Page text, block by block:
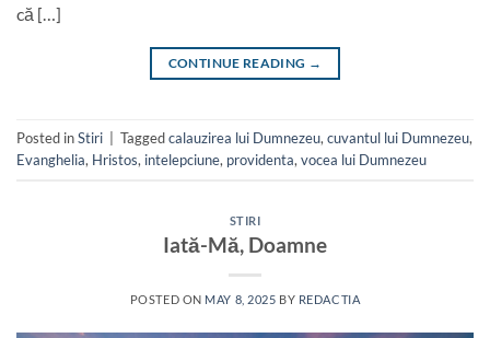
că […]
CONTINUE READING →
Posted inStiri Taggedcalauzirea lui Dumnezeu, cuvantul lui Dumnezeu,
Evanghelia, Hristos, intelepciune, providenta, vocea lui Dumnezeu
STIRI
Iată-Mă, Doamne
POSTED ON MAY 8, 2025 BY REDACTIA